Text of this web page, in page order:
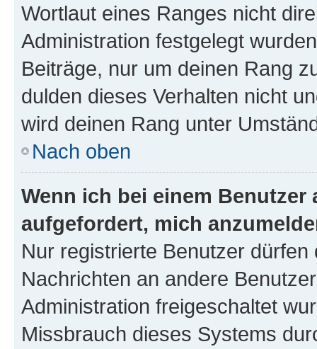
Wortlaut eines Ranges nicht
Administration festgelegt
Beiträge, nur um deinen Rang
dulden dieses Verhalten nicht
wird deinen Rang unter
Nach oben
Wenn ich bei einem
aufgefordert, mich
Nur registrierte Benutzer
Nachrichten an andere
Administration freigeschaltet
Missbrauch dieses Systems